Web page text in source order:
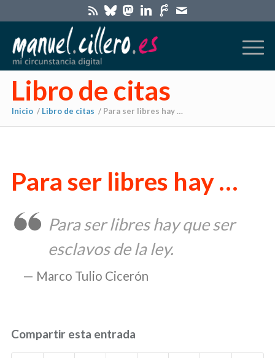
Libro de citas
Inicio / Libro de citas / Para ser libres hay …
Para ser libres hay …
Marco Tulio Cicerón
Para ser libres hay que ser
esclavos de la ley.
Compartir esta entrada